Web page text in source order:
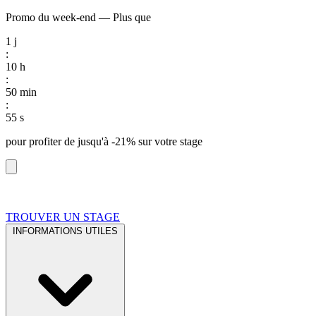
Promo du week-end — Plus que
1 j
:
10 h
:
50 min
:
54 s
pour profiter de jusqu'à -21% sur votre stage
TROUVER UN STAGE
INFORMATIONS UTILES